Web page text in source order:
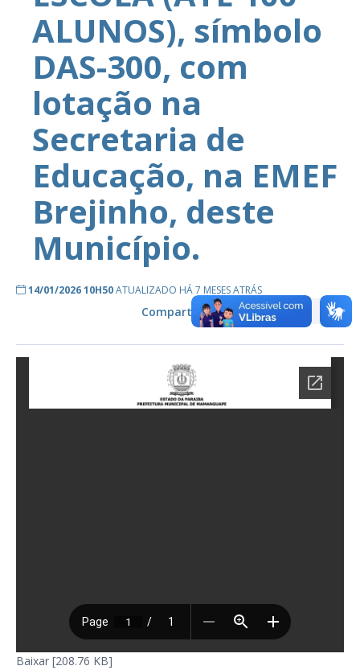
ALUNOS), símbolo
DAS-300, com
lotação na
Secretaria de
Educação, na EMEF
Brejinho, deste
Município.
14/01/2026 10H50ATUALIZADO HÁ 7 MESES ATRÁS
Compartilhe:
Baixar [208.76 KB]